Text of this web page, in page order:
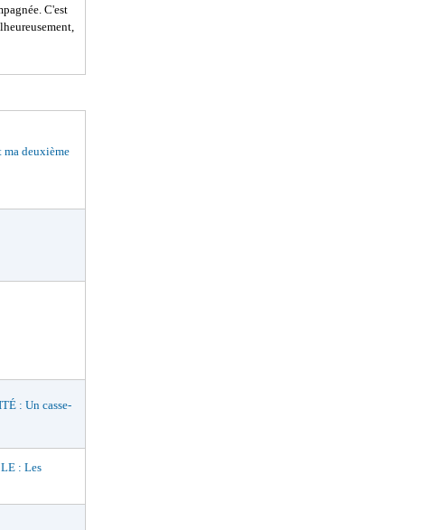
C'est
ma deuxième
: Un casse-
: Les